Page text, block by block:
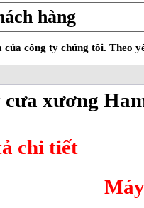
hàng
của công ty chúng tôi. Theo
xương
chi tiết